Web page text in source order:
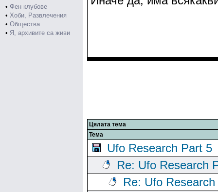
• Фен клубове
• Хоби, Развлечения
• Общества
• Я, архивите са живи
Цялата тема
Тема
Ufo Research Part 5
Re: Ufo Research
Re: Ufo